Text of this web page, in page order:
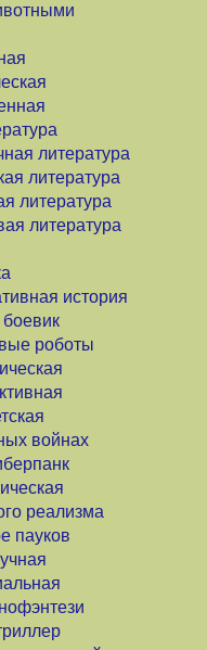
литература
литература
литература
литература
история
боевик
роботы
войнах
реализма
пауков